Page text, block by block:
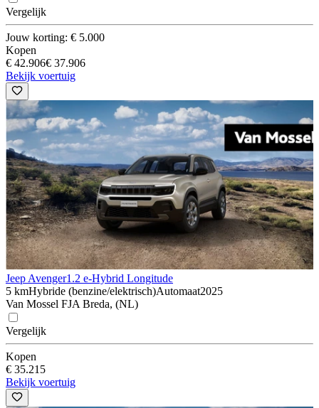
Vergelijk
Jouw korting: € 5.000
Kopen
€ 42.906€ 37.906
Bekijk voertuig
Jeep Avenger1.2 e-Hybrid Longitude
5 kmHybride (benzine/elektrisch)Automaat2025
Van Mossel FJA Breda, (NL)
Vergelijk
Kopen
€ 35.215
Bekijk voertuig